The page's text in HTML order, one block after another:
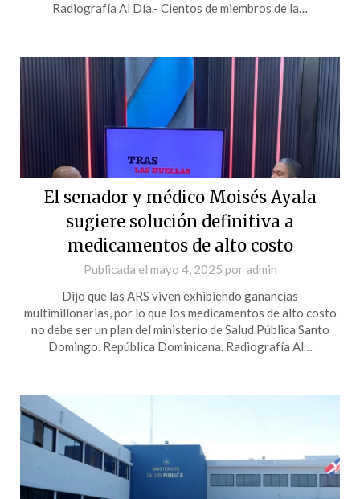
Radiografía Al Día.- Cientos de miembros de la…
El senador y médico Moisés Ayala
sugiere solución definitiva a
medicamentos de alto costo
Publicada el mayo 4, 2025 por admin
Dijo que las ARS viven exhibiendo ganancias
multimillonarias, por lo que los medicamentos de alto costo
no debe ser un plan del ministerio de Salud Pública Santo
Domingo. República Dominicana. Radiografía Al…